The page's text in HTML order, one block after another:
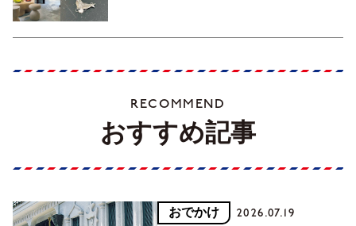
RECOMMEND
おすすめ記事
おでかけ 2026.07.19